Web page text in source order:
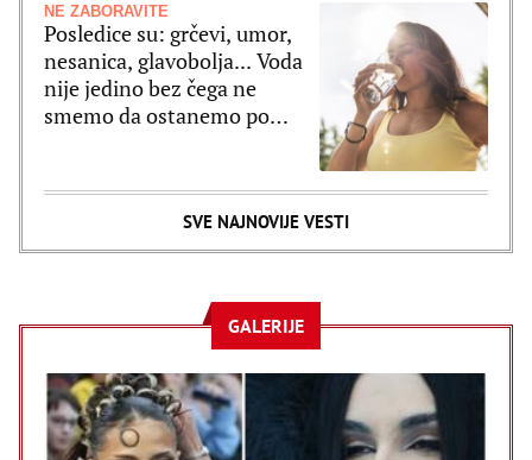
NE ZABORAVITE
Posledice su: grčevi, umor,
nesanica, glavobolja... Voda
nije jedino bez čega ne
smemo da ostanemo po
SVE NAJNOVIJE VESTI
GALERIJE